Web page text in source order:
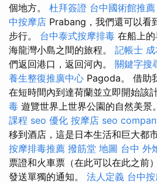
個地方。 杜拜簽證 台中國術館推薦
中按摩店 Prabang，我們還可以看
步行。 台中泰式按摩排毒 在船上
海龍灣小島之間的旅程。 記帳士
們返回港口，返回河內。 關鍵字搜
養生整復推廣中心 Pagoda。 借助
在短時間內到達荷蘭並立即開始該
毒 遊覽世界上世界公園的自然美景
課程 seo 優化 按摩店 seo
移到酒店，這是日本生活和巨大都
按摩排毒推薦 撥筋堂 地圖 台中 外
票證和火車票（在此可以在此之前
發送單獨的通知。 法人定義 台中